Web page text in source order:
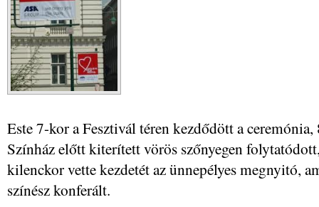
Este 7-kor a Fesztivál téren kezdődött a
Színház előtt kiterített vörös szőnyegen
kilenckor vette kezdetét az ünnepélyes megnyitó,
színész konferált.